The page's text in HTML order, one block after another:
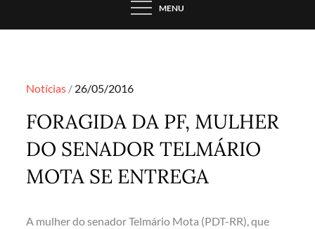
MENU
Notícias Posted
26/05/2016
FORAGIDA DA PF, MULHER
DO SENADOR TELMÁRIO
MOTA SE ENTREGA
A mulher do senador Telmário Mota (PDT-RR), que